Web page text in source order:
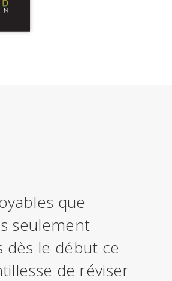
que
seulement
le début ce
de réviser